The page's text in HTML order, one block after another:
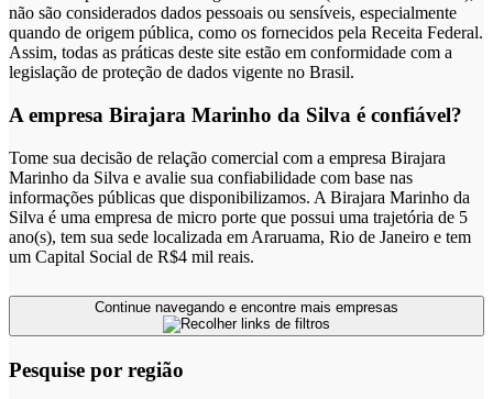
não são considerados dados pessoais ou sensíveis, especialmente
quando de origem pública, como os fornecidos pela Receita Federal.
Assim, todas as práticas deste site estão em conformidade com a
legislação de proteção de dados vigente no Brasil.
A empresa Birajara Marinho da Silva é confiável?
Tome sua decisão de relação comercial com a empresa Birajara
Marinho da Silva e avalie sua confiabilidade com base nas
informações públicas que disponibilizamos. A Birajara Marinho da
Silva é uma empresa de micro porte que possui uma trajetória de 5
ano(s), tem sua sede localizada em Araruama, Rio de Janeiro e tem
um Capital Social de R$4 mil reais.
Pesquise por região